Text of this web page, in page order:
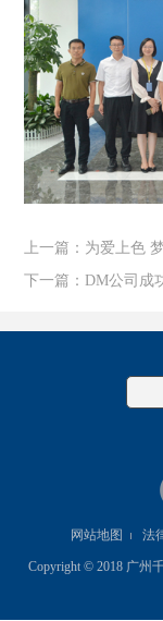
下一篇：DM公司成
网站地图 法
Copyright © 2018 广州